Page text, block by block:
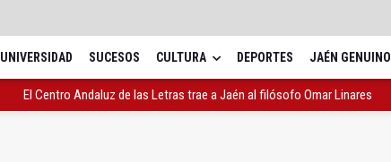
UNIVERSIDAD SUCESOS CULTURA DEPORTES JAÉN GENUINO
El Centro Andaluz de las Letras trae a Jaén al filósofo Omar Linares